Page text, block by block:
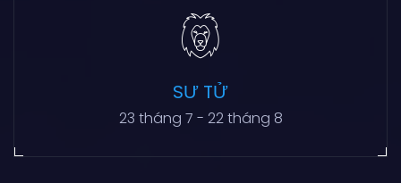
SƯ TỬ
23 tháng 7 - 22 tháng 8